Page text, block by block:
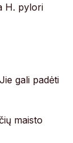
H. pylori
gali padėti
maisto